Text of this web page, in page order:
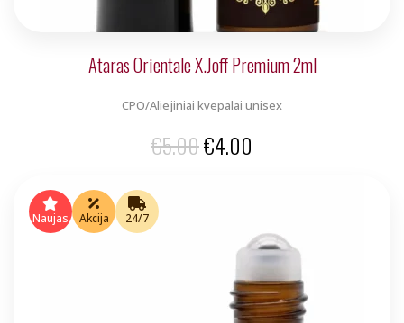
Ataras Orientale X.Joff Premium 2ml
CPO/Aliejiniai kvepalai unisex
€5.00Original
€5.00.
€4.00
€4.00.
Naujas Akcija 24/7